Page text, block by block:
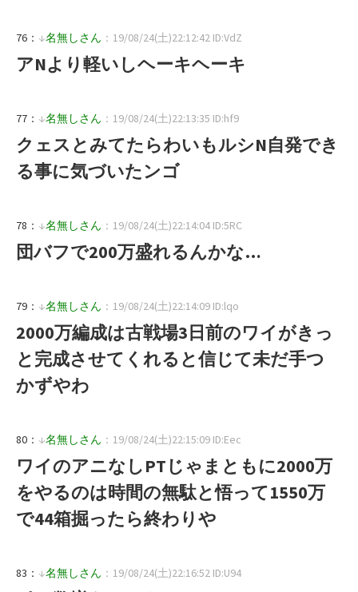
76： ↓名無しさん ：19/08/24(土)22:12:42 ID:VdZ
アNより軽いしヘーキヘーキ
77： ↓名無しさん ：19/08/24(土)22:13:35 ID:hf9
クェスとみてたらわいもルシN自発でき
る事に気づいたンゴ
78： ↓名無しさん ：19/08/24(土)22:14:04 ID:5RC
団バフで200万盛れるんかな…
79： ↓名無しさん ：19/08/24(土)22:14:09 ID:lqo
2000万編成は古戦場3日前のワイがきっ
と完成させてくれると信じて未だ手つ
かずやわ
80： ↓名無しさん ：19/08/24(土)22:15:09 ID:Eec
ワイのアニなしPTじゃまともに2000万
をやるのは時間の無駄と悟って1550万
で44箱掘ったら終わりや
83： ↓名無しさん ：19/08/24(土)22:16:52 ID:U94